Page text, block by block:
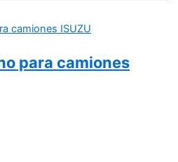
para camiones